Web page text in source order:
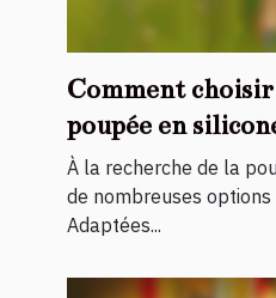
Comment
poupée en
besoins
À la recherche de la
de nombreuses options
Adaptées...